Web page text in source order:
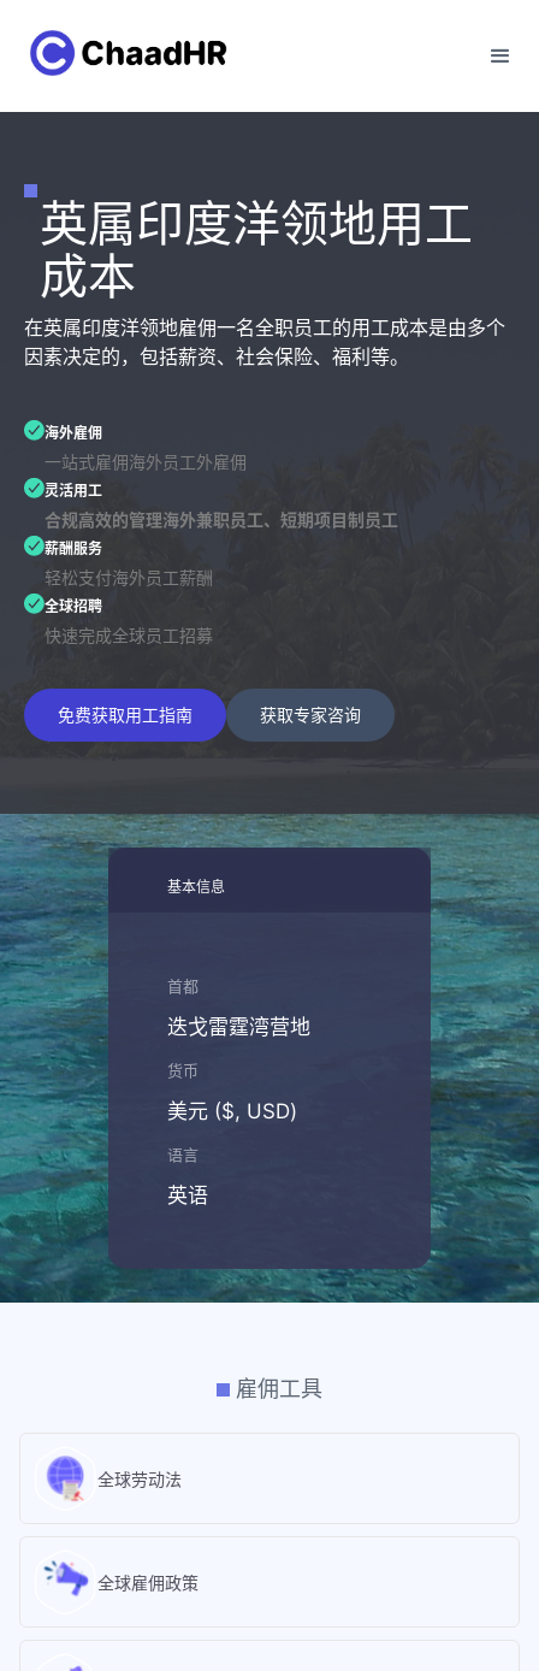
英属印度洋领地用工
成本
在英属印度洋领地雇佣一名全职员工的用工成本是由多个
因素决定的，包括薪资、社会保险、福利等。
海外雇佣
一站式雇佣海外员工外雇佣
灵活用工
合规高效的管理海外兼职员工、短期项目制员工
薪酬服务
轻松支付海外员工薪酬
全球招聘
快速完成全球员工招募
免费获取用工指南 获取专家咨询
基本信息
首都
迭戈雷霆湾营地
货币
美元 ($, USD)
语言
英语
雇佣工具
全球劳动法
全球雇佣政策